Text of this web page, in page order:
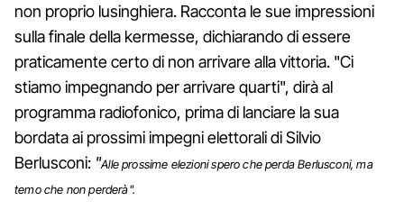
non proprio lusinghiera. Racconta le sue impressioni
sulla finale della kermesse, dichiarando di essere
praticamente certo di non arrivare alla vittoria. "Ci
stiamo impegnando per arrivare quarti", dirà al
programma radiofonico, prima di lanciare la sua
bordata ai prossimi impegni elettorali di Silvio
Berlusconi: "Alle prossime elezioni spero che perda Berlusconi, ma
temo che non perderà".